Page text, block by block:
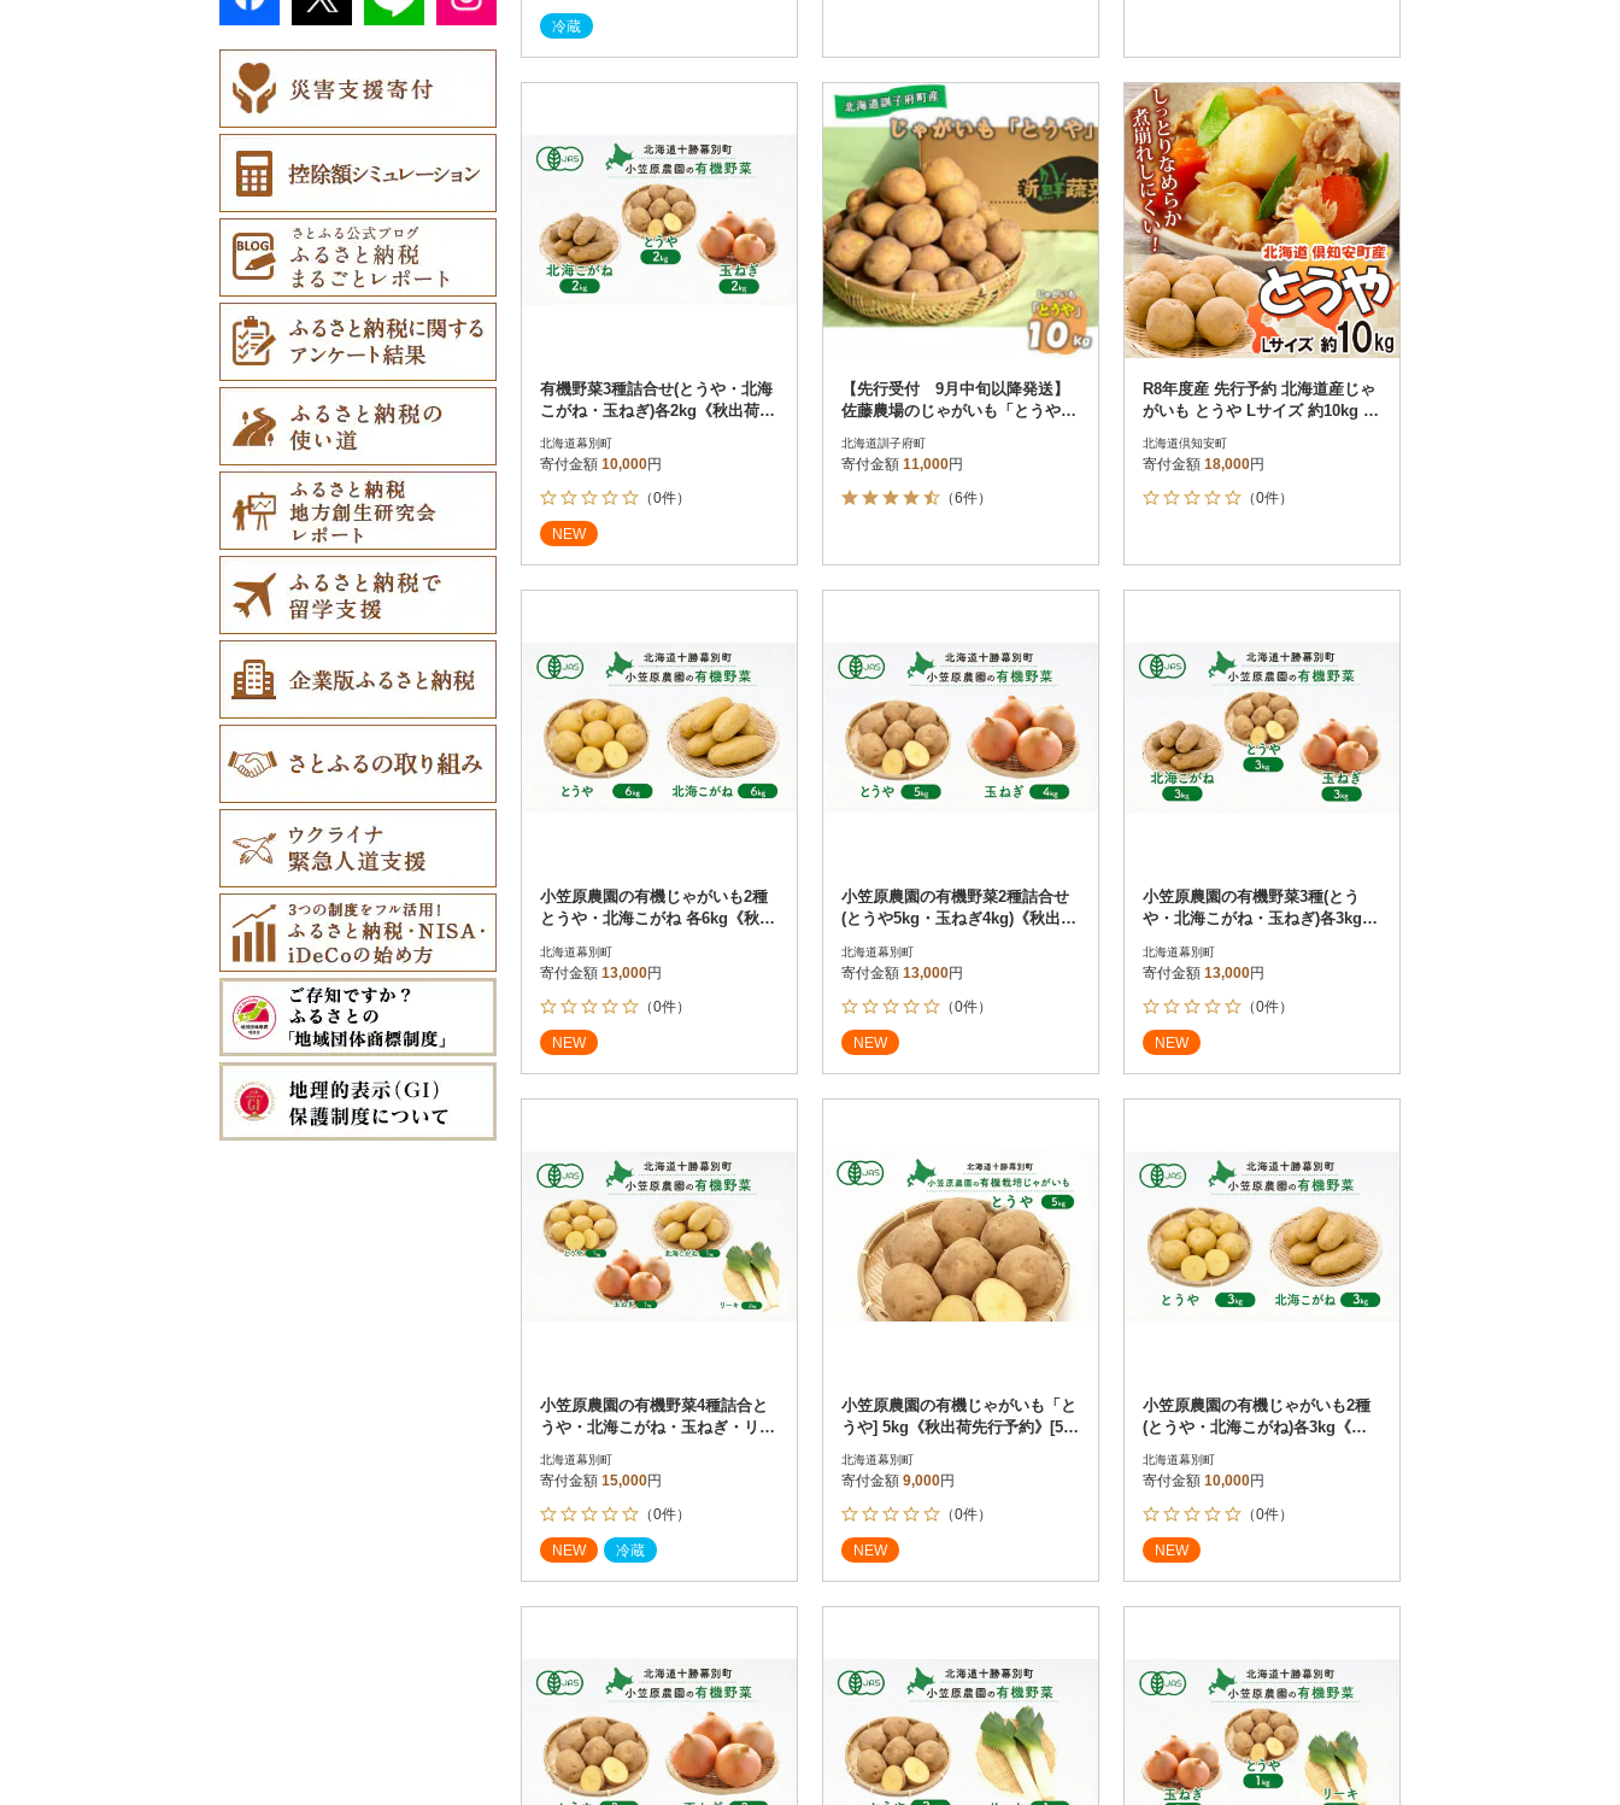
その他食器（0）
（0）
ベビー用品（0）
ペット用品（0）
防災グッズ（0）
その他雑貨（0）
冷蔵
有機野菜3種詰合せ(とうや・北海
こがね・玉ねぎ)各2kg《秋出荷先
北海道幕別町
寄付金額 10,000円
（0件）
NEW
【先行受付 9月中旬以降発送】
佐藤農場のじゃがいも「とうや」
北海道訓子府町
寄付金額 11,000円
（6件）
R8年度産 先行予約 北海道産じゃ
がいも とうや Lサイズ 約10kg 馬
北海道倶知安町
寄付金額 18,000円
（0件）
小笠原農園の有機じゃがいも2種
とうや・北海こがね 各6kg《秋出
北海道幕別町
寄付金額 13,000円
（0件）
NEW
小笠原農園の有機野菜2種詰合せ
(とうや5kg・玉ねぎ4kg)《秋出荷
北海道幕別町
寄付金額 13,000円
（0件）
NEW
小笠原農園の有機野菜3種(とう
や・北海こがね・玉ねぎ)各3kg
北海道幕別町
寄付金額 13,000円
（0件）
NEW
小笠原農園の有機野菜4種詰合と
うや・北海こがね・玉ねぎ・リー
北海道幕別町
寄付金額 15,000円
（0件）
NEW 冷蔵
小笠原農園の有機じゃがいも「と
うや] 5kg《秋出荷先行予約》[536
北海道幕別町
寄付金額 9,000円
（0件）
NEW
小笠原農園の有機じゃがいも2種
(とうや・北海こがね)各3kg《秋
北海道幕別町
寄付金額 10,000円
（0件）
NEW